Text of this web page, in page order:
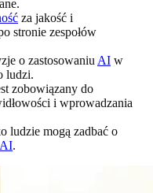
za jakość i
stronie zespołów
o zastosowaniu AI w
ludzi.
zobowiązany do
i wprowadzania
ludzie mogą zadbać o
AI.